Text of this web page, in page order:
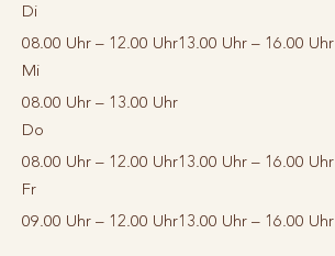
Di
08.00 Uhr – 12.00 Uhr13.00 Uhr – 16.00 Uhr
Mi
08.00 Uhr – 13.00 Uhr
Do
08.00 Uhr – 12.00 Uhr13.00 Uhr – 16.00 Uhr
Fr
09.00 Uhr – 12.00 Uhr13.00 Uhr – 16.00 Uhr